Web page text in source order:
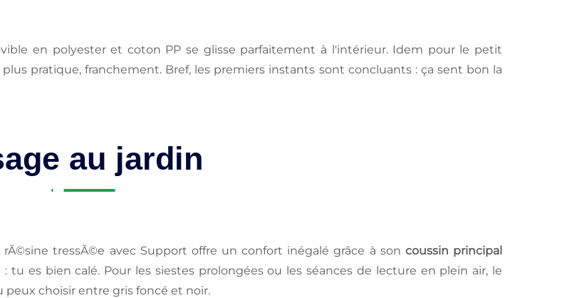
en polyester et coton PP se glisse parfaitement à l'intérieur. Idem pour le petit
pratique, franchement. Bref, les premiers instants sont concluants : ça sent bon la
au jardin
tressÃ©e avec Support offre un confort inégalé grâce à son coussin principal
tu es bien calé. Pour les siestes prolongées ou les séances de lecture en plein air, le
peux choisir entre gris foncé et noir.